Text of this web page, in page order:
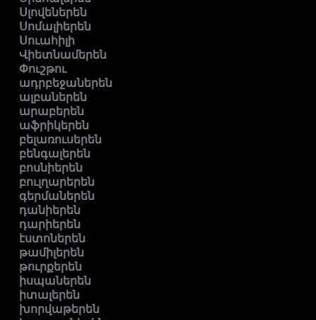
Սլովեներեն
Սոմալիերեն
Սուահիլի
Վիետնամերեն
Փուշթու
ադրբեջաներեն
ալբաներեն
արաբերեն
աֆրիկերեն
բելառուսերեն
բենգալերեն
բոսնիերեն
բուլղարերեն
գերմաներեն
դանիերեն
դարիերեն
էստոներեն
թամիլերեն
թուրքերեն
իսպաներեն
իտալերեն
խորվաթերեն